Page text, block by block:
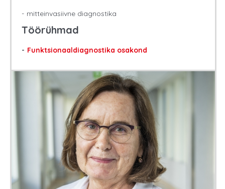
mitteinvasiivne diagnostika
Töörühmad
Funktsionaaldiagnostika osakond